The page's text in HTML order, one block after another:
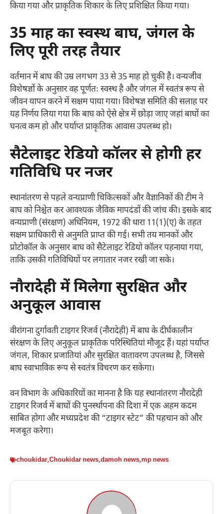
किया गया और प्राकृतिक शिकार के लिए प्रशिक्षित किया गया।
35 माह का स्वस्थ बाघ, जंगल के
लिए पूरी तरह तैयार
वर्तमान में बाघ की उम्र लगभग 33 से 35 माह हो चुकी है। वन्यजीव
विशेषज्ञों के अनुसार वह पूर्णतः स्वस्थ है और जंगल में स्वतंत्र रूप से
जीवन यापन करने में सक्षम पाया गया। विशेषज्ञ समिति की सलाह पर
यह निर्णय लिया गया कि बाघ को ऐसे क्षेत्र में छोड़ा जाए जहां बाघों का
घनत्व कम हो और पर्याप्त प्राकृतिक आवास उपलब्ध हो।
सैटेलाइट रेडियो कॉलर से होगी हर
गतिविधि पर नजर
स्थानांतरण से पहले वन्यप्राणी चिकित्सकों और वैज्ञानिकों की टीम ने
बाघ को निश्चेत कर आवश्यक जैविक मापदंडों की जांच की। इसके बाद
वन्यप्राणी (संरक्षण) अधिनियम, 1972 की धारा 11(1)(ए) के तहत
सक्षम प्राधिकारी से अनुमति प्राप्त की गई। सभी तय मानकों और
प्रोटोकॉल के अनुसार बाघ को सैटेलाइट रेडियो कॉलर पहनाया गया,
ताकि उसकी गतिविधियों पर लगातार नजर रखी जा सके।
नौरादेही में मिलेगा सुरक्षित और
अनुकूल आवास
वीरांगना दुर्गावती टाइगर रिजर्व (नौरादेही) में बाघ के दीर्घकालीन
संरक्षण के लिए अनुकूल प्राकृतिक परिस्थितियां मौजूद हैं। यहां पर्याप्त
जंगल, शिकार प्रजातियां और सुरक्षित वातावरण उपलब्ध है, जिससे
बाघ स्वाभाविक रूप से स्वतंत्र विचरण कर सकेगा।
वन विभाग के अधिकारियों का मानना है कि यह स्थानांतरण नौरादेही
टाइगर रिजर्व में बाघों की पुनर्स्थापना की दिशा में एक अहम कदम
साबित होगा और मध्यप्रदेश की “टाइगर स्टेट” की पहचान को और
मजबूत करेगा।
choukidar,Choukidar news,damoh news,mp news